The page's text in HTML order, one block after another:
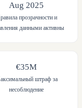
Aug 2025
прозрачности и
данными активны
€35M
штраф за
несоблюдение